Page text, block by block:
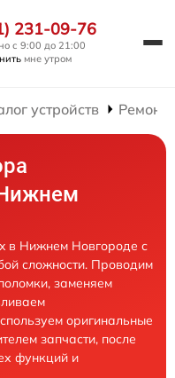
231-09-76
с 9:00 до 21:00
мне утром
устройств Ремонт
в Нижнем Новгороде с
сложности. Проводим
заменяем
оригинальные
запчасти, после
функций и